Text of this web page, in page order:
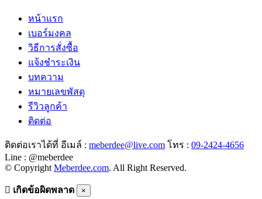
หน้าแรก
เบอร์มงคล
วิธีการสั่งซื้อ
แจ้งชำระเงิน
บทความ
หมายเลขพัสดุ
รีวิวลูกค้า
ติดต่อ
ติดต่อเราได้ที่ อีเมล์ : meberdee@live.com โทร : 09-2424-4656
Line : @meberdee
© Copyright Meberdee.com. All Right Reserved.
เกิดข้อผิดพลาด ×